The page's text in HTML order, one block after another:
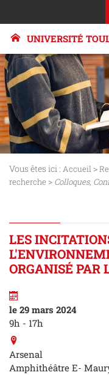
UNIVERSITÉ
Vous êtes ici : Accueil >
recherche > Colloques,
LES
ORGANISÉ PAR
le 29 mars 2024
9h - 17h
Arsenal
Amphithéâtre E-